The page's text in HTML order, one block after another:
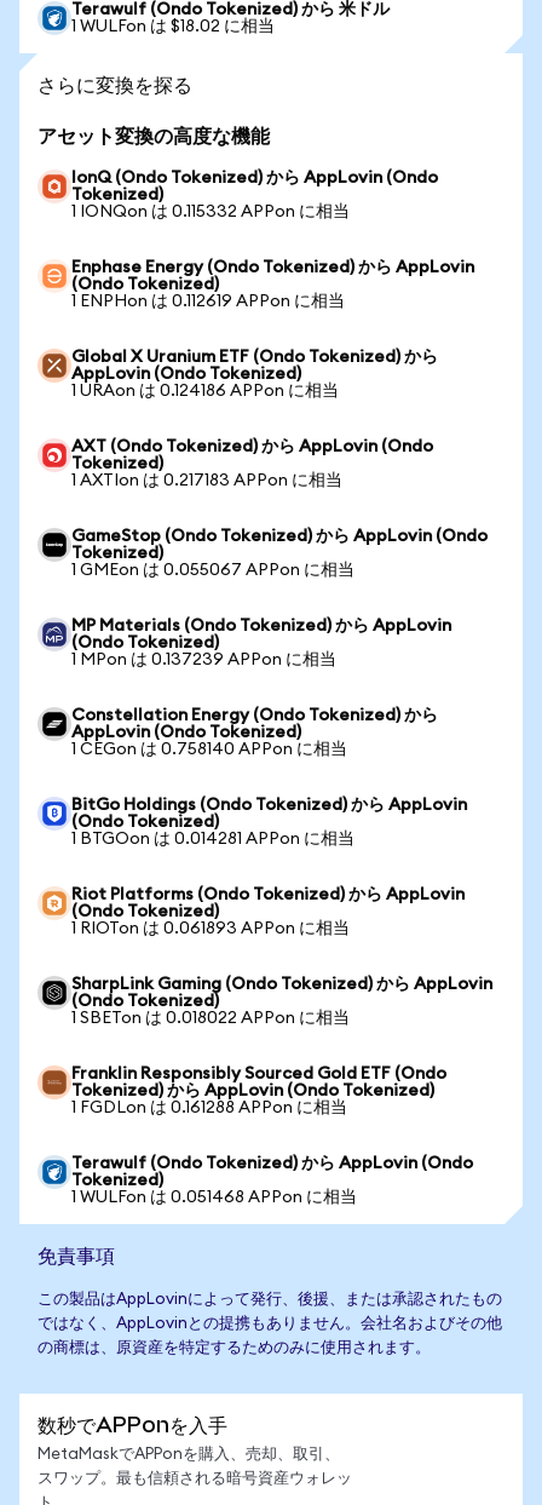
Terawulf (Ondo Tokenized) から 米ドル
1 WULFon は $18.02 に相当
さらに変換を探る
アセット変換の高度な機能
IonQ (Ondo Tokenized) から AppLovin (Ondo
Tokenized)
1 IONQon は 0.115332 APPon に相当
Enphase Energy (Ondo Tokenized) から AppLovin
(Ondo Tokenized)
1 ENPHon は 0.112619 APPon に相当
Global X Uranium ETF (Ondo Tokenized) から
AppLovin (Ondo Tokenized)
1 URAon は 0.124186 APPon に相当
AXT (Ondo Tokenized) から AppLovin (Ondo
Tokenized)
1 AXTIon は 0.217183 APPon に相当
GameStop (Ondo Tokenized) から AppLovin (Ondo
Tokenized)
1 GMEon は 0.055067 APPon に相当
MP Materials (Ondo Tokenized) から AppLovin
(Ondo Tokenized)
1 MPon は 0.137239 APPon に相当
Constellation Energy (Ondo Tokenized) から
AppLovin (Ondo Tokenized)
1 CEGon は 0.758140 APPon に相当
BitGo Holdings (Ondo Tokenized) から AppLovin
(Ondo Tokenized)
1 BTGOon は 0.014281 APPon に相当
Riot Platforms (Ondo Tokenized) から AppLovin
(Ondo Tokenized)
1 RIOTon は 0.061893 APPon に相当
SharpLink Gaming (Ondo Tokenized) から AppLovin
(Ondo Tokenized)
1 SBETon は 0.018022 APPon に相当
Franklin Responsibly Sourced Gold ETF (Ondo
Tokenized) から AppLovin (Ondo Tokenized)
1 FGDLon は 0.161288 APPon に相当
Terawulf (Ondo Tokenized) から AppLovin (Ondo
Tokenized)
1 WULFon は 0.051468 APPon に相当
免責事項
この製品はAppLovinによって発行、後援、または承認されたもの
ではなく、AppLovinとの提携もありません。会社名およびその他
の商標は、原資産を特定するためのみに使用されます。
数秒でAPPonを入手
MetaMaskでAPPonを購入、売却、取引、
スワップ。最も信頼される暗号資産ウォレッ